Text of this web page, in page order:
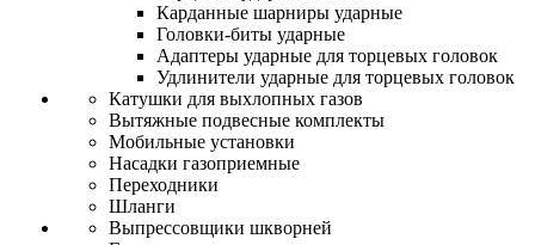
Карданные шарниры ударные
Головки-биты ударные
Адаптеры ударные для торцевых головок
Удлинители ударные для торцевых головок
Катушки для выхлопных газов
Вытяжные подвесные комплекты
Мобильные установки
Насадки газоприемные
Переходники
Шланги
Выпрессовщики шкворней